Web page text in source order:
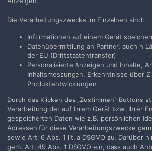
VORHERIGE
Erstelle ein Benutzerkonto
Dich an, um zu
Du musst ein Benutzerkonto haben, um
verfassen zu können
Benutzerkonto
Neues Benutzerkonto für unsere
Es ist einfach!
Die Verarbeitungszwecke im Einzelnen sind:
Informationen auf einem Gerät
Datenübermittlung an Partner, auch n
der EU (Drittstaatentransfer)
Personalisierte Anzeigen und Inhalte,
Inhaltsmessungen, Erkenntnisse über
Produktentwicklungen
Durch das Klicken des „Zustimmen“-Buttons
Verarbeitung der auf Ihrem Gerät bzw. Ihrer
gespeicherten Daten wie z.B. persönlichen
Adressen für diese Verarbeitungszwecke
sowie Art. 6 Abs. 1 lit. a DSGVO zu. Darüber
gem. Art. 49 Abs. 1 DSGVO ein, dass auch